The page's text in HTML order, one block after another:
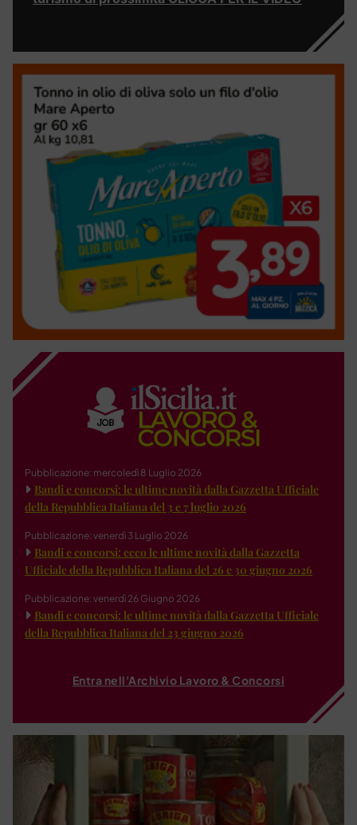
Pubblicazione: mercoledì 8 Luglio 2026
Bandi e concorsi: le ultime novità dalla Gazzetta Ufficiale
della Repubblica Italiana del 3 e 7 luglio 2026
Pubblicazione: venerdì 3 Luglio 2026
Bandi e concorsi: ecco le ultime novità dalla Gazzetta
Ufficiale della Repubblica Italiana del 26 e 30 giugno 2026
Pubblicazione: venerdì 26 Giugno 2026
Bandi e concorsi: le ultime novità dalla Gazzetta Ufficiale
della Repubblica Italiana del 23 giugno 2026
Entra nell'Archivio Lavoro & Concorsi